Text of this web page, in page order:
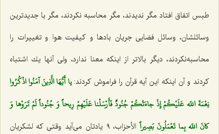
طبس اتفاق افتاد مگر ندیدند، مگر محاسبه نكردند، مگر با جدیدترین
وسائلشان، وسائل فضایی جریان بادها و كیفیت هوا و تغییرات را
محاسبه‌نكردند، دیگر بالاتر از اینكه معنا ندارد، ولی آنها یك اشتباه
كردند و آن اینكه این آیه قرآن را فراموش كردند:يا أَيُّهَا الَّذِينَ آمَنُوا اذْكُرُوا
نِعْمَةَ اللَه عَلَيْكُمْ إِذْ جاءَتْكُمْ جُنُودٌ فَأَرْسَلْنا عَلَيْهِمْ رِيحاً وَ جُنُوداً لَمْ تَرَوْها وَ
كانَ اللَه بِما تَعْمَلُونَ بَصِيراً
الأحزاب، ٩ یادتان می‌آید وقتی كه لشكریان